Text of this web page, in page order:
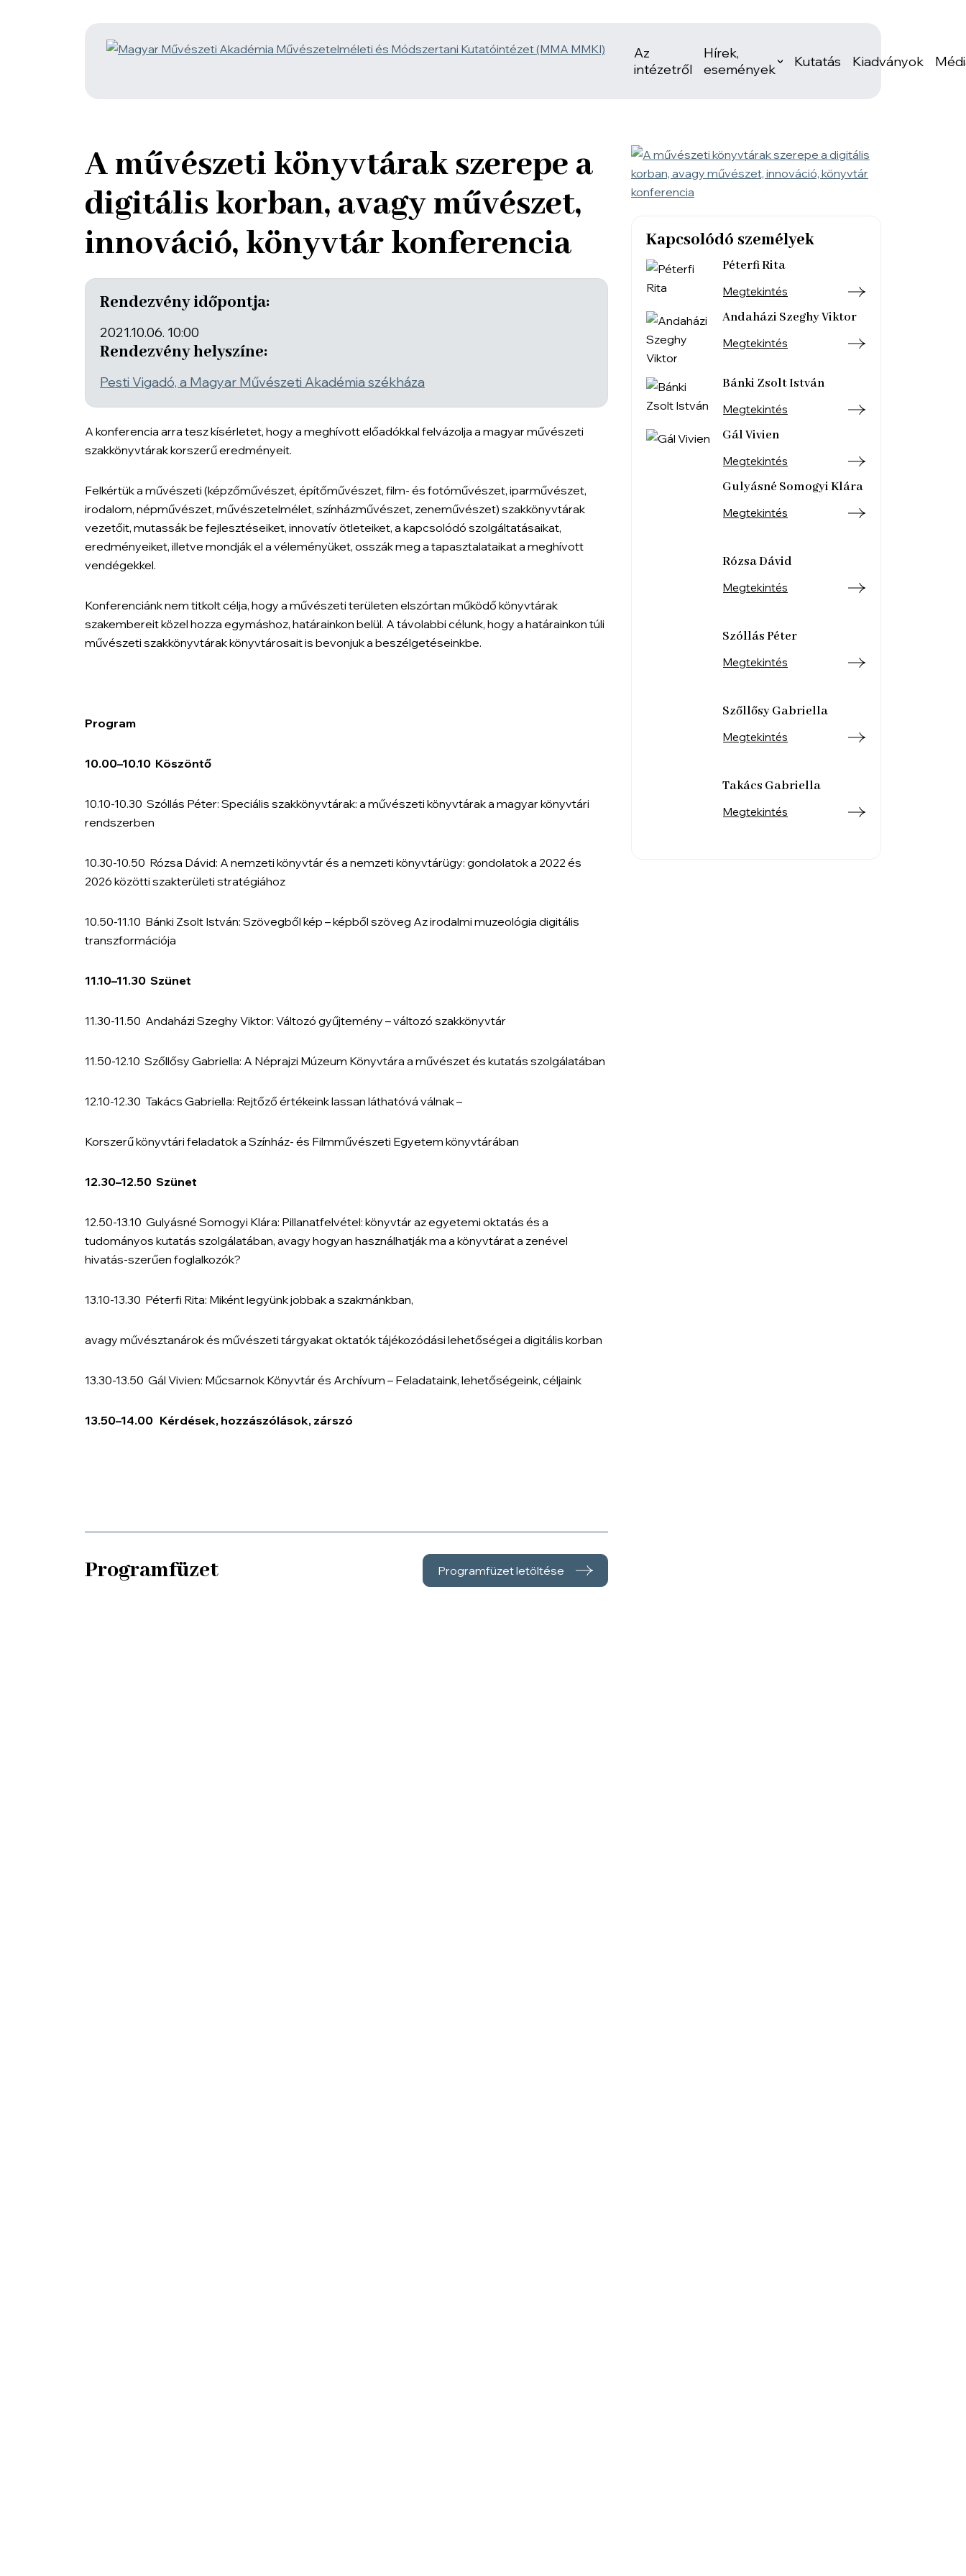
Az
intézetről
Hírek,
események
Kutatás Kiadványok
A művészeti könyvtárak szerepe a
digitális korban, avagy művészet,
innováció, könyvtár konferencia
Rendezvény időpontja:
2021.10.06. 10:00
Rendezvény helyszíne:
Pesti Vigadó, a Magyar Művészeti Akadémia székháza
A konferencia arra tesz kísérletet, hogy a meghívott előadókkal felvázolja a magyar művészeti
szakkönyvtárak korszerű eredményeit.
Felkértük a művészeti (képzőművészet, építőművészet, film- és fotóművészet, iparművészet,
irodalom, népművészet, művészetelmélet, színházművészet, zeneművészet) szakkönyvtárak
vezetőit, mutassák be fejlesztéseiket, innovatív ötleteiket, a kapcsolódó szolgáltatásaikat,
eredményeiket, illetve mondják el a véleményüket, osszák meg a tapasztalataikat a meghívott
vendégekkel.
Konferenciánk nem titkolt célja, hogy a művészeti területen elszórtan működő könyvtárak
szakembereit közel hozza egymáshoz, határainkon belül. A távolabbi célunk, hogy a határainkon túli
művészeti szakkönyvtárak könyvtárosait is bevonjuk a beszélgetéseinkbe.
Program
10.00–10.10 Köszöntő
10.10-10.30 Szóllás Péter: Speciális szakkönyvtárak: a művészeti könyvtárak a magyar könyvtári
rendszerben
10.30-10.50 Rózsa Dávid: A nemzeti könyvtár és a nemzeti könyvtárügy: gondolatok a 2022 és
2026 közötti szakterületi stratégiához
10.50-11.10 Bánki Zsolt István: Szövegből kép – képből szöveg Az irodalmi muzeológia digitális
transzformációja
11.10–11.30 Szünet
11.30-11.50 Andaházi Szeghy Viktor: Változó gyűjtemény – változó szakkönyvtár
11.50-12.10 Szőllősy Gabriella: A Néprajzi Múzeum Könyvtára a művészet és kutatás szolgálatában
12.10-12.30 Takács Gabriella: Rejtőző értékeink lassan láthatóvá válnak –
Korszerű könyvtári feladatok a Színház- és Filmművészeti Egyetem könyvtárában
12.30–12.50 Szünet
12.50-13.10 Gulyásné Somogyi Klára: Pillanatfelvétel: könyvtár az egyetemi oktatás és a
tudományos kutatás szolgálatában, avagy hogyan használhatják ma a könyvtárat a zenével
hivatás-szerűen foglalkozók?
13.10-13.30 Péterfi Rita: Miként legyünk jobbak a szakmánkban,
avagy művésztanárok és művészeti tárgyakat oktatók tájékozódási lehetőségei a digitális korban
13.30-13.50 Gál Vivien: Műcsarnok Könyvtár és Archívum – Feladataink, lehetőségeink, céljaink
13.50–14.00 Kérdések, hozzászólások, zárszó
Programfüzet Programfüzet letöltése
Kapcsolódó személyek
Péterfi Rita
Megtekintés
Andaházi Szeghy Viktor
Megtekintés
Bánki Zsolt István
Megtekintés
Gál Vivien
Megtekintés
Gulyásné Somogyi Klára
Megtekintés
Rózsa Dávid
Megtekintés
Szóllás Péter
Megtekintés
Szőllősy Gabriella
Megtekintés
Takács Gabriella
Megtekintés